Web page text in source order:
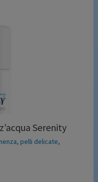
Serenity
, pelli delicate,